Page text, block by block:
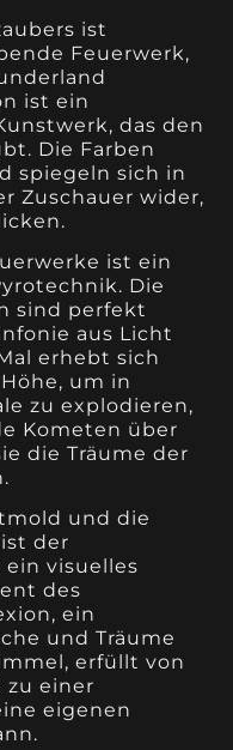
ist
Feuerwerk,
ist ein
das den
Die Farben
spiegeln sich in
Zuschauer wider,
ist ein
Die
sind perfekt
aus Licht
erhebt sich
um in
zu explodieren,
Kometen über
die Träume der
und die
der
ein visuelles
des
ein
und Träume
erfüllt von
zu einer
eigenen